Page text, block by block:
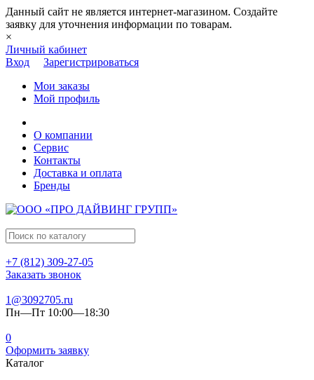
Данный сайт не является интернет-магазином. Создайте
заявку для уточнения информации по товарам.
×
Личный кабинет
Вход
Зарегистрироваться
Мои заказы
Мой профиль
О компании
Сервис
Контакты
Доставка и оплата
Бренды
+7 (812) 309-27-05
Заказать звонок
1@3092705.ru
Пн—Пт 10:00—18:30
0
Оформить заявку
Каталог